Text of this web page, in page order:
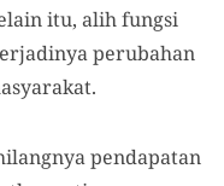
itu, alih fungsi
perubahan
pendapatan